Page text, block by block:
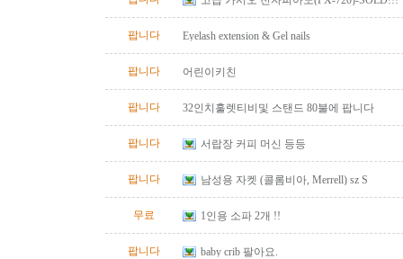
팝니다 Eyelash extension & Gel nails
팝니다 어린이키친
팝니다 32인치훌렛티비및 스탠드 80불에 팝니다
팝니다 서랍장 커피 머신 등등
팝니다 남성용 자켓 (콜롬비아, Merrell) sz S
무료 1인용 소파 2개 !!
팝니다 baby crib 팔아요.